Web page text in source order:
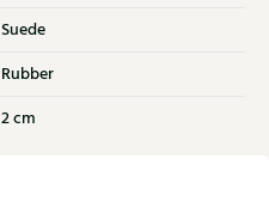
Suede
Rubber
2 cm